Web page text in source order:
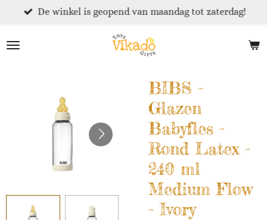
naar
De winkel is geopend van maandag tot zaterdag!
BIBS -
Glazen
Babyfles -
Rond Latex -
240 ml
Medium Flow
- Ivory